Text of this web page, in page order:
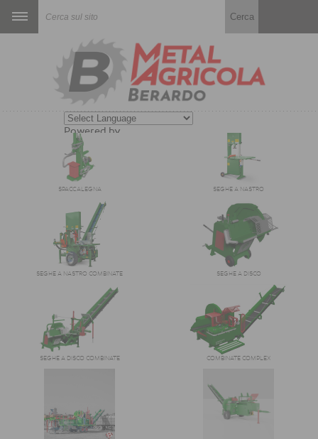
Powered by
Translate
SPACCALEGNA SEGHE A NASTRO
SEGHE A NASTRO COMBINATE SEGHE A DISCO
SEGHE A DISCO COMBINATE COMBINATE COMPLEX